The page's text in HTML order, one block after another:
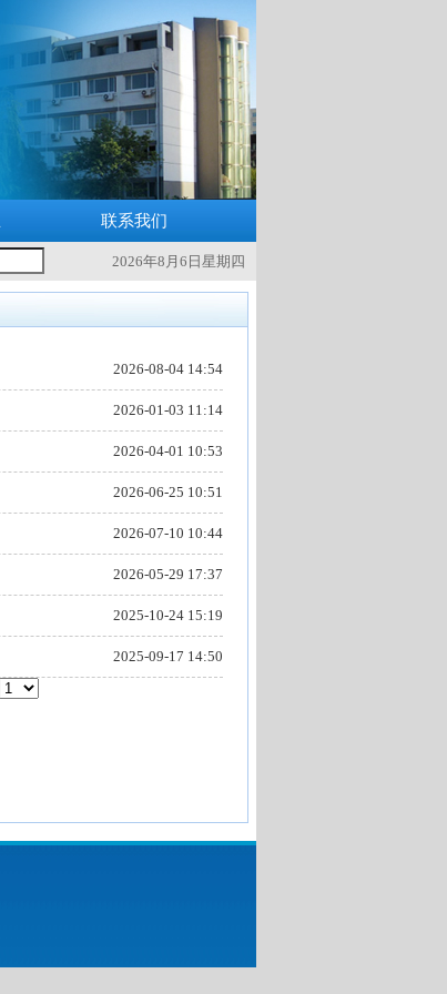
联系我们
2026年8月6日星期四
2026-08-04 14:54
2026-01-03 11:14
2026-04-01 10:53
2026-06-25 10:51
2026-07-10 10:44
2026-05-29 17:37
2025-10-24 15:19
2025-09-17 14:50